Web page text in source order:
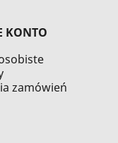
KONTO
zamówień